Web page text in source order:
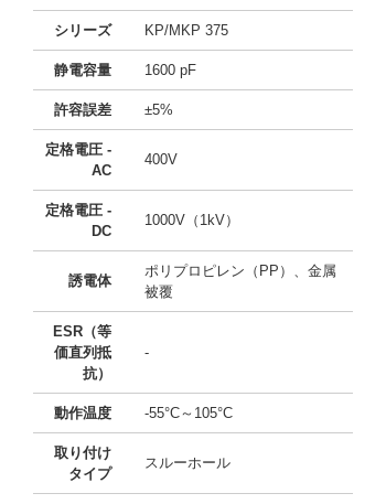
シリーズ KP/MKP 375
静電容量 1600 pF
許容誤差 ±5%
定格電圧 -
AC
400V
定格電圧 -
DC
1000V（1kV）
誘電体
ポリプロピレン（PP）、金属
被覆
ESR（等
価直列抵
抗）
-
動作温度 -55°C～105°C
取り付け
タイプ
スルーホール